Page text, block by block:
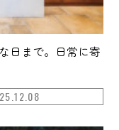
日まで。日常に寄